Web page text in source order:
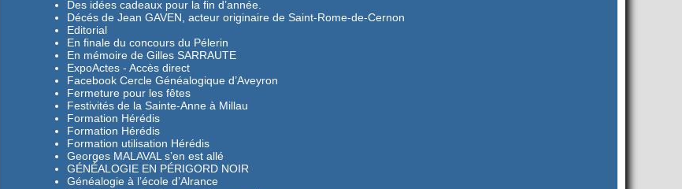
Des idées cadeaux pour la fin d’année.
Décés de Jean GAVEN, acteur originaire de Saint-Rome-de-Cernon
Editorial
En finale du concours du Pélerin
En mémoire de Gilles SARRAUTE
ExpoActes - Accès direct
Facebook Cercle Généalogique d’Aveyron
Fermeture pour les fêtes
Festivités de la Sainte-Anne à Millau
Formation Hérédis
Formation Hérédis
Formation utilisation Hérédis
Georges MALAVAL s’en est allé
GÉNÉALOGIE EN PÉRIGORD NOIR
Généalogie à l’école d’Alrance